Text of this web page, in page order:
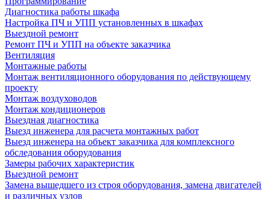
Диагностика работы шкафа
Настройка ПЧ и УПП установленных в шкафах
Выездной ремонт
Ремонт ПЧ и УПП на объекте заказчика
Вентиляция
Монтажные работы
Монтаж вентиляционного оборудования по действующему
проекту
Монтаж воздуховодов
Монтаж кондиционеров
Выездная диагностика
Выезд инженера для расчета монтажных работ
Выезд инженера на объект заказчика для комплексного
обследования оборудования
Замеры рабочих характеристик
Выездной ремонт
Замена вышедшего из строя оборудования, замена двигателей
и различных узлов